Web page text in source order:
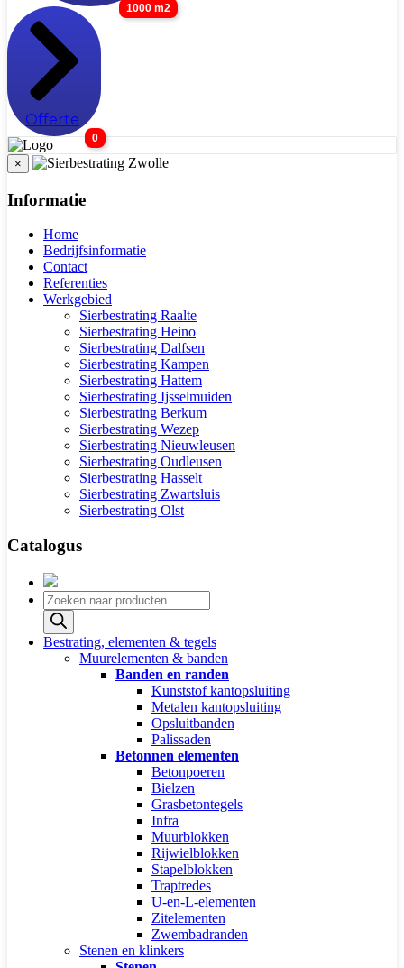
1000 m2
Offerte
0
×
Informatie
Home
Bedrijfsinformatie
Contact
Referenties
Werkgebied
Sierbestrating Raalte
Sierbestrating Heino
Sierbestrating Dalfsen
Sierbestrating Kampen
Sierbestrating Hattem
Sierbestrating Ijsselmuiden
Sierbestrating Berkum
Sierbestrating Wezep
Sierbestrating Nieuwleusen
Sierbestrating Oudleusen
Sierbestrating Hasselt
Sierbestrating Zwartsluis
Sierbestrating Olst
Catalogus
Producten
zoeken
Bestrating, elementen & tegels
Muurelementen & banden
Banden en randen
Kunststof kantopsluiting
Metalen kantopsluiting
Opsluitbanden
Palissaden
Betonnen elementen
Betonpoeren
Bielzen
Grasbetontegels
Infra
Muurblokken
Rijwielblokken
Stapelblokken
Traptredes
U-en-L-elementen
Zitelementen
Zwembadranden
Stenen en klinkers